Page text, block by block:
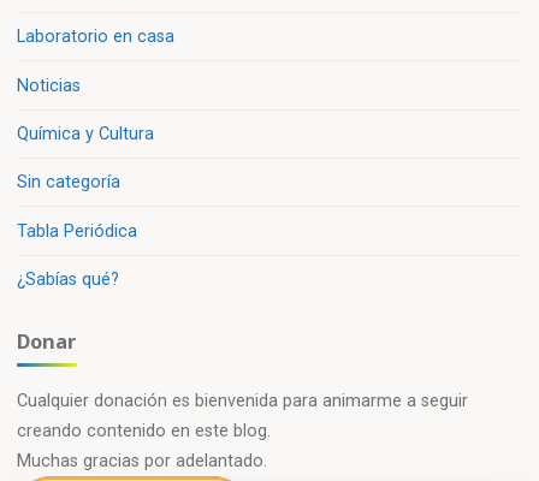
Laboratorio en casa
Noticias
Química y Cultura
Sin categoría
Tabla Periódica
¿Sabías qué?
Donar
Cualquier donación es bienvenida para animarme a seguir
creando contenido en este blog.
Muchas gracias por adelantado.